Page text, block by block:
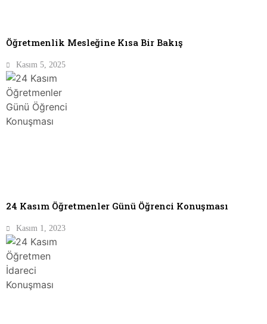
Öğretmenlik Mesleğine Kısa Bir Bakış
Kasım 5, 2025
24 Kasım Öğretmenler Günü Öğrenci Konuşması
Kasım 1, 2023